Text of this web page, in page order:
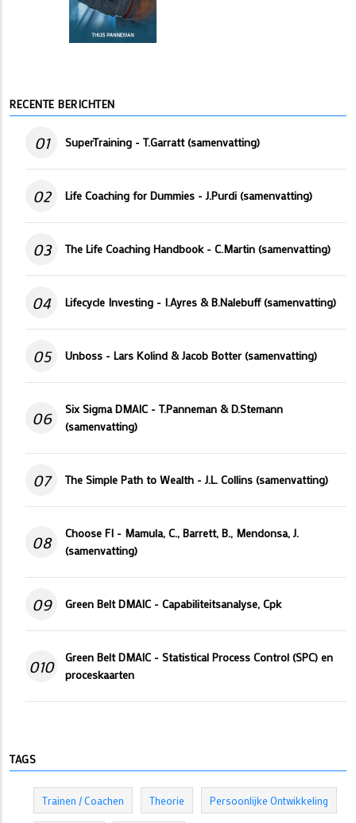
RECENTE BERICHTEN
01 SuperTraining - T.Garratt (samenvatting)
02 Life Coaching for Dummies - J.Purdi (samenvatting)
03 The Life Coaching Handbook - C.Martin (samenvatting)
04 Lifecycle Investing - I.Ayres & B.Nalebuff (samenvatting)
05 Unboss - Lars Kolind & Jacob Botter (samenvatting)
06
Six Sigma DMAIC - T.Panneman & D.Stemann
(samenvatting)
07 The Simple Path to Wealth - J.L. Collins (samenvatting)
08
Choose FI - Mamula, C., Barrett, B., Mendonsa, J.
(samenvatting)
09 Green Belt DMAIC - Capabiliteitsanalyse, Cpk
010
Green Belt DMAIC - Statistical Process Control (SPC) en
proceskaarten
TAGS
Trainen / Coachen Theorie Persoonlijke Ontwikkeling